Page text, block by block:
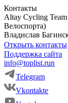
Контакты
Altay Cycling
Велоспорта)
Владислав
Открыть контакты
Поддержка сайта
info@toplist.run
Telegram
Vkontakte